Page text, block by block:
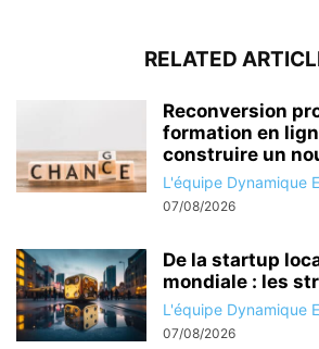
RELATED
Reconversion
formation en
construire un
L'équipe Dynamique
07/08/2026
De la startup
mondiale : les
L'équipe Dynamique
07/08/2026